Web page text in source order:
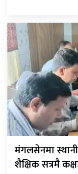
मंगलसेनमा
शैक्षिक सत्रमै